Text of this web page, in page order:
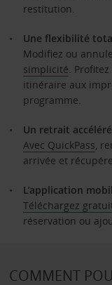
restitution.
Une flexibilité
Modifiez ou
simplicité .
itinéraire aux
programme.
Un retrait accéléré
Avec QuickPass ​​​​​​​,
arrivée et
L’application
Téléchargez
réservation ou
COMMENT